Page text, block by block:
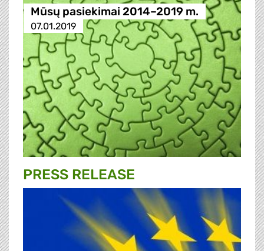
Mūsų pasiekimai 2014–2019 m.
07.01.2019
PRESS RELEASE